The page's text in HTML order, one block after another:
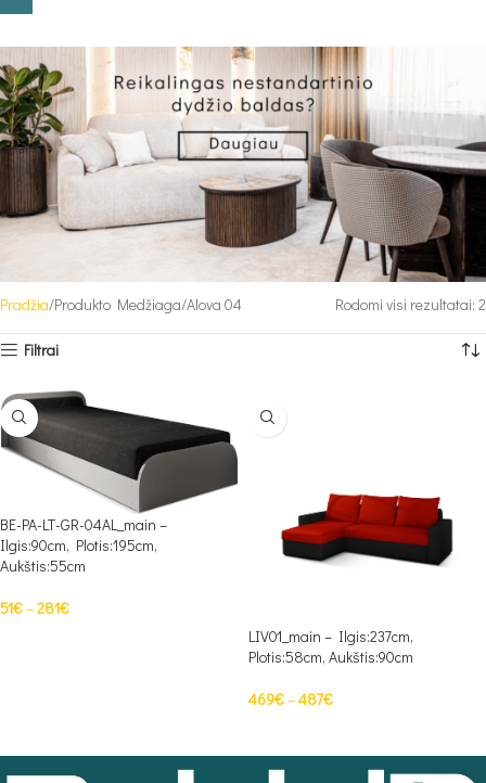
Pradžia Produkto Medžiaga Alova 04 Rodomi visi rezultatai: 2
Filtrai
BE-PA-LT-GR-04AL_main –
Ilgis:90cm, Plotis:195cm,
Aukštis:55cm
51€–281€
LIV01_main – Ilgis:237cm,
Plotis:58cm, Aukštis:90cm
469€–487€